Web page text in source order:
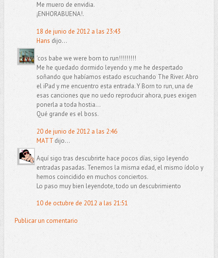
Me muero de envidia.
¡ENHORABUENA!.
18 de junio de 2012 a las 23:43
Hans dijo...
'cos babe we were born to run!!!!!!!!!
Me he quedado dormido leyendo y me he despertado
soñando que habíamos estado escuchando The River. Abro
el iPad y me encuentro esta entrada. Y Born to run, una de
esas canciones que no uedo reproducir ahora, pues exigen
ponerla a toda hostia...
Qué grande es el boss.
20 de junio de 2012 a las 2:46
MATTdijo...
Aquí sigo tras descubrirte hace pocos días, sigo leyendo
entradas pasadas. Tenemos la misma edad, el mismo ídolo y
hemos coincidido en muchos conciertos.
Lo paso muy bien leyendote, todo un descubrimiento
10 de octubre de 2012 a las 21:51
Publicar un comentario